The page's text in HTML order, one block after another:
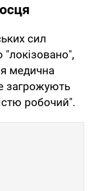
сил
медична
загрожують
робочий".